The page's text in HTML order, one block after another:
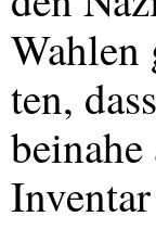
Wahlen
ten,